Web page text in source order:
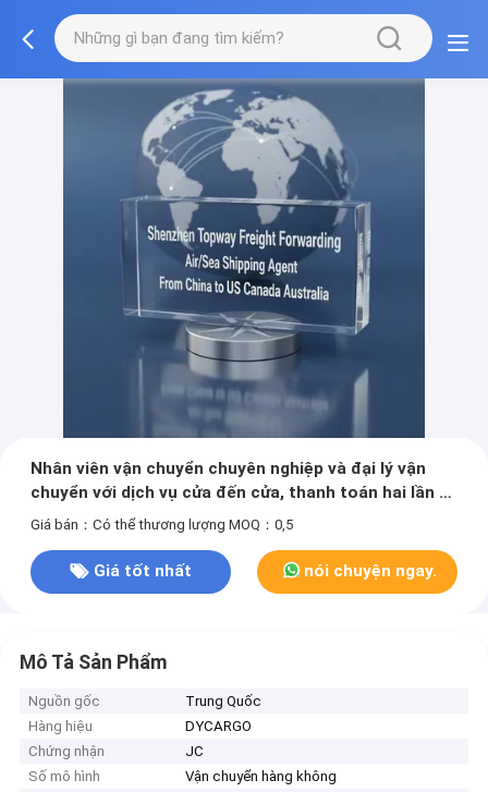
Nhân viên vận chuyển chuyên nghiệp và đại lý vận
chuyển với dịch vụ cửa đến cửa, thanh toán hai lần và
vận chuyển DDP bao gồm thuế
Giá bán：Có thể thương lượng MOQ：0,5
Giá tốt nhất nói chuyện ngay.
Mô Tả Sản Phẩm
Nguồn gốc
Trung Quốc
Hàng hiệu
DYCARGO
Chứng nhận
JC
Số mô hình
Vận chuyển hàng không